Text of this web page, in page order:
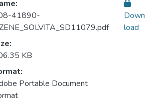
41890-
KB
Portable Document
Down
load